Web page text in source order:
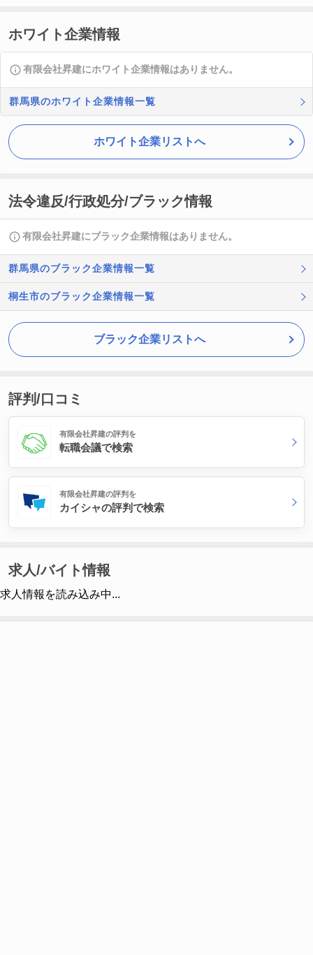
ホワイト企業情報
有限会社昇建にホワイト企業情報はありません。
群馬県のホワイト企業情報一覧
ホワイト企業リストへ
法令違反/行政処分/ブラック情報
有限会社昇建にブラック企業情報はありません。
群馬県のブラック企業情報一覧
桐生市のブラック企業情報一覧
ブラック企業リストへ
評判/口コミ
有限会社昇建の評判を
転職会議で検索
有限会社昇建の評判を
カイシャの評判で検索
求人/バイト情報
求人情報を読み込み中...